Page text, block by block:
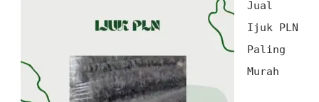
Jual
Ijuk PLN
Paling
Murah